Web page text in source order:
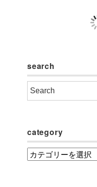
search
category
category